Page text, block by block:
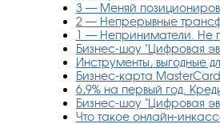
3 — Меняй
2 — Непрерывные
1 — Неприниматели. Не
Бизнес-шоу "Цифровая
Инструменты, выгодные
Бизнес-карта MasterCard
6,9% на первый год.
Бизнес-шоу "Цифровая
Что такое онлайн-